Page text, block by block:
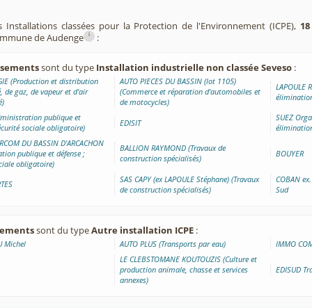
Installations classées pour la Protection de l'Environnement (ICPE),
de Audenge
i :
sont du type Installation industrielle non classée Seveso :
(Production et distribution
de gaz, de vapeur et d'air
AUTO PIECES DU BASSIN (lot 1105)
(Commerce et réparation d'automobiles et
de motocycles)
LAPOULE
publique et
sociale obligatoire)
EDISIT
SUEZ
DU BASSIN D'ARCACHON
publique et défense ;
obligatoire)
BALLION RAYMOND (Travaux de
construction spécialisés)
BOUYER
SAS CAPY (ex LAPOULE Stéphane) (Travaux
de construction spécialisés)
COBAN
Sud
sont du typeAutre installation ICPE :
Michel AUTO PLUS (Transports par eau)
IMMO
LE CLEBSTOMANE KOUTOUZIS (Culture et
production animale, chasse et services
annexes)
EDISUD